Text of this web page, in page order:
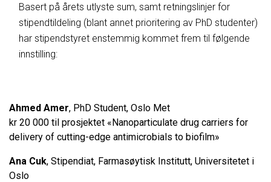
Basert på årets utlyste sum, samt retningslinjer for
stipendtildeling (blant annet prioritering av PhD studenter)
har stipendstyret enstemmig kommet frem til følgende
innstilling:
Ahmed Amer, PhD Student, Oslo Met
kr 20 000 til prosjektet «Nanoparticulate drug carriers for
delivery of cutting-edge antimicrobials to biofilm»
Ana Cuk, Stipendiat, Farmasøytisk Institutt, Universitetet i
Oslo